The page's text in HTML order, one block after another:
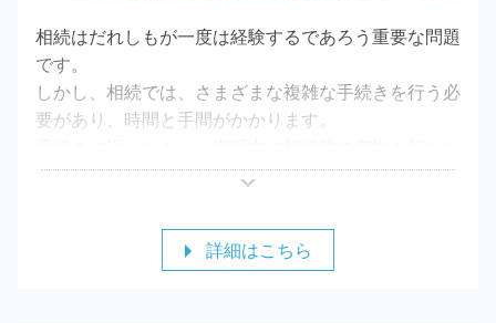
相続はだれしもが一度は経験するであろう重要な問題
です。
しかし、相続では、さまざまな複雑な手続きを行う必
要があり、時間と手間がかかります。
かったり、申告漏れがあった場合には、税務調査が行
税理士にご相談いただけましたら、相続税申告に関し
詳細はこちら